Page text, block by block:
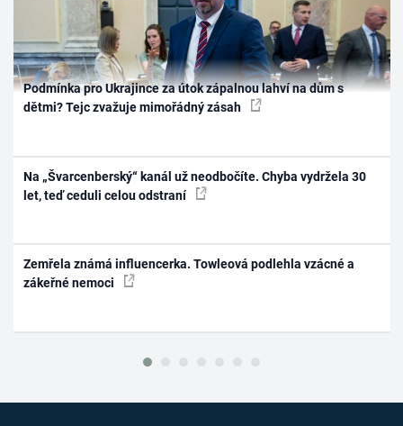
Podmínka pro Ukrajince za útok zápalnou lahví na dům s
dětmi? Tejc zvažuje mimořádný zásah
Na „Švarcenberský“ kanál už neodbočíte. Chyba vydržela 30
let, teď ceduli celou odstraní
Zemřela známá influencerka. Towleová podlehla vzácné a
zákeřné nemoci